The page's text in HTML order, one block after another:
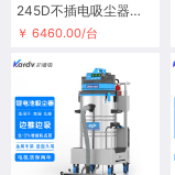
245D不插电吸尘器车
间日常清洁用
￥ 6460.00/台